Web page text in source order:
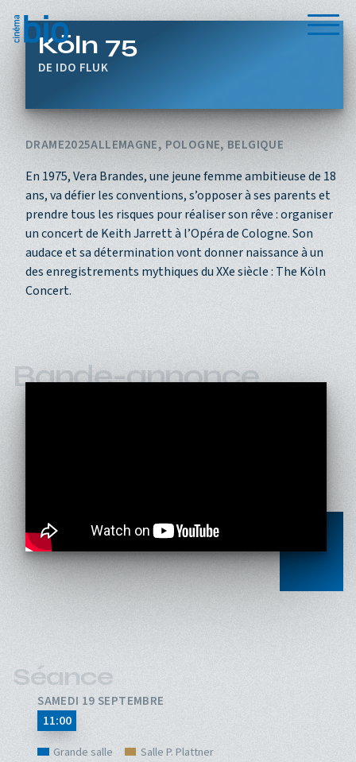
Köln 75
IDO FLUK
DRAME2025ALLEMAGNE, POLOGNE, BELGIQUE
En 1975, Vera Brandes, une jeune femme ambitieuse de 18
ans, va défier les conventions, s’opposer à ses parents et
prendre tous les risques pour réaliser son rêve : organiser
un concert de Keith Jarrett à l’Opéra de Cologne. Son
audace et sa détermination vont donner naissance à un
des enregistrements mythiques du XXe siècle : The Köln
Concert.
Bande-annonce
Séance
SAMEDI 19 SEPTEMBRE
11:00
Grande salle Salle P. Plattner